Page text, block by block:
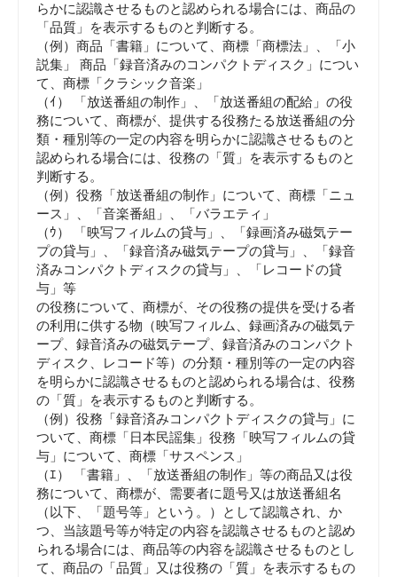
らかに認識させるものと認められる場合には、商品の
「品質」を表示するものと判断する。
（例）商品「書籍」について、商標「商標法」、「小
説集」 商品「録音済みのコンパクトディスク」につい
て、商標「クラシック音楽」
（ｲ） 「放送番組の制作」、「放送番組の配給」の役
務について、商標が、提供する役務たる放送番組の分
類・種別等の一定の内容を明らかに認識させるものと
認められる場合には、役務の「質」を表示するものと
判断する。
（例）役務「放送番組の制作」について、商標「ニュ
ース」、「音楽番組」、「バラエティ」
（ｳ） 「映写フィルムの貸与」、「録画済み磁気テー
プの貸与」、「録音済み磁気テープの貸与」、「録音
済みコンパクトディスクの貸与」、「レコードの貸
与」等
の役務について、商標が、その役務の提供を受ける者
の利用に供する物（映写フィルム、録画済みの磁気テ
ープ、録音済みの磁気テープ、録音済みのコンパクト
ディスク、レコード等）の分類・種別等の一定の内容
を明らかに認識させるものと認められる場合は、役務
の「質」を表示するものと判断する。
（例）役務「録音済みコンパクトディスクの貸与」に
ついて、商標「日本民謡集」役務「映写フィルムの貸
与」について、商標「サスペンス」
（ｴ） 「書籍」、「放送番組の制作」等の商品又は役
務について、商標が、需要者に題号又は放送番組名
（以下、「題号等」という。）として認識され、か
つ、当該題号等が特定の内容を認識させるものと認め
られる場合には、商品等の内容を認識させるものとし
て、商品の「品質」又は役務の「質」を表示するもの